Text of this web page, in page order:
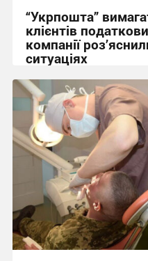
“Укрпошта”
клієнтів
компанії
ситуаціях
15:12, 7.08.2026